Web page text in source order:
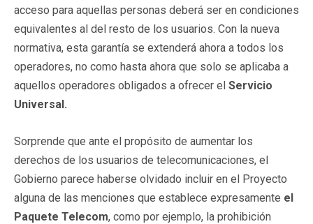
acceso para aquellas personas deberá ser en condiciones
equivalentes al del resto de los usuarios. Con la nueva
normativa, esta garantía se extenderá ahora a todos los
operadores, no como hasta ahora que solo se aplicaba a
aquellos operadores obligados a ofrecer el Servicio
Universal.
Sorprende que ante el propósito de aumentar los
derechos de los usuarios de telecomunicaciones, el
Gobierno parece haberse olvidado incluir en el Proyecto
alguna de las menciones que establece expresamente el
Paquete Telecom, como por ejemplo, la prohibición